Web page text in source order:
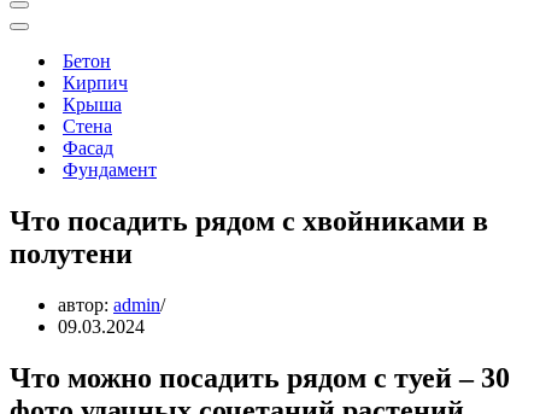
Меню
навигации
Меню
навигацииБетон
Кирпич
Крыша
Стена
Фасад
Фундамент
Что посадить рядом с хвойниками в
полутени
автор: admin
09.03.2024
Что можно посадить рядом с туей – 30